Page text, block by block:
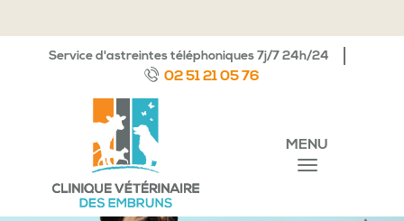
MENU
Service d'astreintes téléphoniques 7j/7 24h/24
02 51 21 05 76